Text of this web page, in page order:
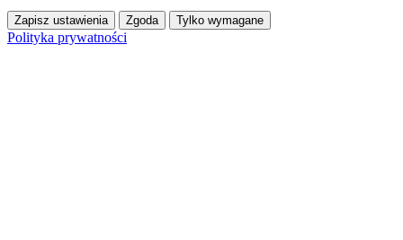
Zapisz ustawienia Zgoda Tylko wymagane
Polityka prywatności